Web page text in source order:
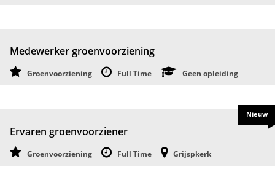
Medewerker groenvoorziening
Groenvoorziening Full Time Geen opleiding
Ervaren groenvoorziener
Groenvoorziening Full Time Grijspkerk
Nieuw